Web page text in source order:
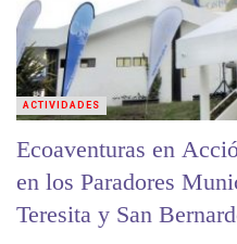
Ecoaventuras en
en los Paradores
Teresita y San
ACTIVIDADES